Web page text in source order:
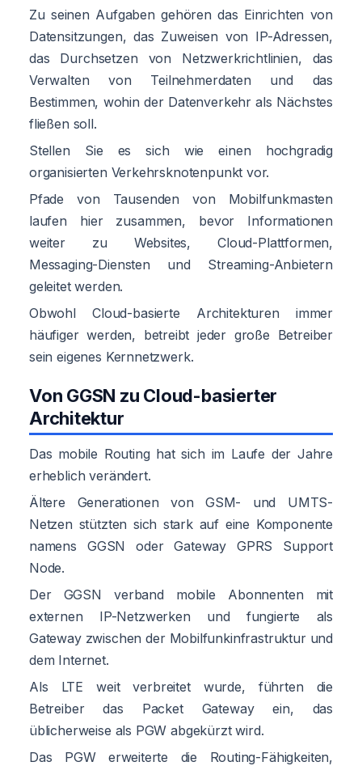
Zu seinen Aufgaben gehören das Einrichten von
Datensitzungen, das Zuweisen von IP-Adressen,
das Durchsetzen von Netzwerkrichtlinien, das
Verwalten von Teilnehmerdaten und das
Bestimmen, wohin der Datenverkehr als Nächstes
fließen soll.
Stellen Sie es sich wie einen hochgradig
organisierten Verkehrsknotenpunkt vor.
Pfade von Tausenden von Mobilfunkmasten
laufen hier zusammen, bevor Informationen
weiter zu Websites, Cloud-Plattformen,
Messaging-Diensten und Streaming-Anbietern
geleitet werden.
Obwohl Cloud-basierte Architekturen immer
häufiger werden, betreibt jeder große Betreiber
sein eigenes Kernnetzwerk.
Von GGSN zu Cloud-basierter
Architektur
Das mobile Routing hat sich im Laufe der Jahre
erheblich verändert.
Ältere Generationen von GSM- und UMTS-
Netzen stützten sich stark auf eine Komponente
namens GGSN oder Gateway GPRS Support
Node.
Der GGSN verband mobile Abonnenten mit
externen IP-Netzwerken und fungierte als
Gateway zwischen der Mobilfunkinfrastruktur und
dem Internet.
Als LTE weit verbreitet wurde, führten die
Betreiber das Packet Gateway ein, das
üblicherweise als PGW abgekürzt wird.
Das PGW erweiterte die Routing-Fähigkeiten,